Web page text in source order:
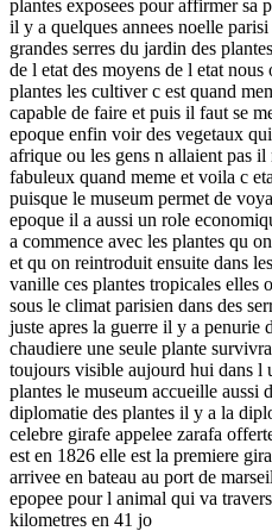
plantes exposees pour affirmer sa
il y a quelques annees noelle
grandes serres du jardin des
de l etat des moyens de l etat
plantes les cultiver c est quand
capable de faire et puis il faut se
epoque enfin voir des vegetaux
afrique ou les gens n allaient pas
fabuleux quand meme et voila c
puisque le museum permet de
epoque il a aussi un role
a commence avec les plantes qu
et qu on reintroduit ensuite dans
vanille ces plantes tropicales elles
sous le climat parisien dans des
juste apres la guerre il y a penurie
chaudiere une seule plante
toujours visible aujourd hui dans l
plantes le museum accueille aussi
diplomatie des plantes il y a la
celebre girafe appelee zarafa
est en 1826 elle est la premiere
arrivee en bateau au port de
epopee pour l animal qui va
kilometres en 41 jo